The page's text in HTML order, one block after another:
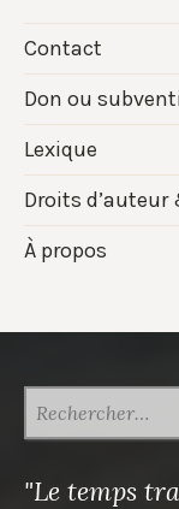
Contact
Don ou
Lexique
Droits
À propos
"Le temps